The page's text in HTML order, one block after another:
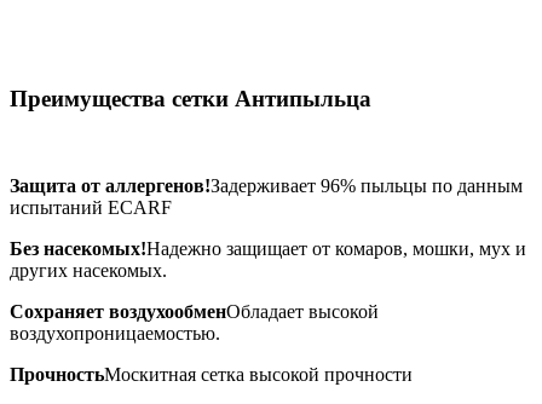
Преимущества сетки Антипыльца
Защита от аллергенов!Задерживает 96% пыльцы по данным
испытаний ECARF
Без насекомых!Надежно защищает от комаров, мошки, мух и
других насекомых.
Сохраняет воздухообменОбладает высокой
воздухопроницаемостью.
ПрочностьМоскитная сетка высокой прочности